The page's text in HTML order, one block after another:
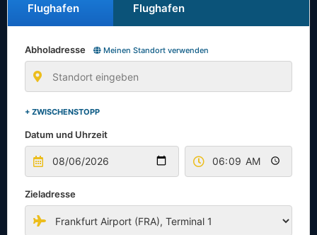
Flughafen
Flughafen
Abholadresse Meinen Standort verwenden
+ ZWISCHENSTOPP
Datum und Uhrzeit
Zieladresse